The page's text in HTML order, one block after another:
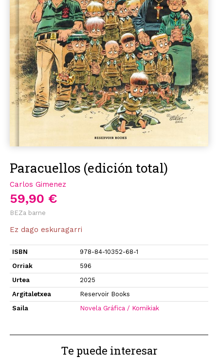
Paracuellos (edición total)
Carlos Gimenez
59,90 €
BEZa barne
Ez dago eskuragarri
ISBN
978-84-10352-68-1
Orriak
596
Urtea
2025
Argitaletxea
Reservoir Books
Saila
Novela Gráfica / Komikiak
Te puede interesar